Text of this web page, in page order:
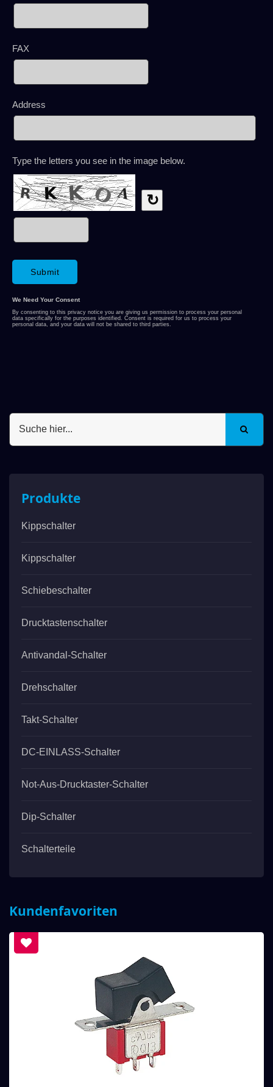
Produkte
Kippschalter
Kippschalter
Schiebeschalter
Drucktastenschalter
Antivandal-Schalter
Drehschalter
Takt-Schalter
DC-EINLASS-Schalter
Not-Aus-Drucktaster-Schalter
Dip-Schalter
Schalterteile
Kundenfavoriten